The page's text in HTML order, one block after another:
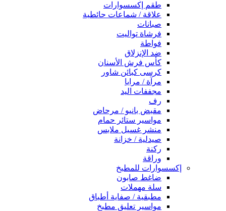
طقم إكسسوارات
علاقة / شماعات حائطية
صبانات
فرشاة تواليت
فواطة
ضد الإنزلاق
كأس فرش الأسنان
كرسى كبائن شاور
مرآة / مرايا
مجففات اليد
رف
مقبض بانيو / مرحاض
مواسير ستائر حمام
منشر غسيل ملابس
صيدلية / خزانة
ركنة
وراقة
إكسسوارات للمطبخ
ضاغط صابون
سلة مهملات
مطبقية / صفاية أطباق
مواسير تعليق مطبخ